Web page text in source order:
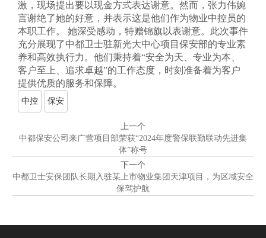
激，现场提出要以现金方式表达谢意。然而，张力伟婉
言谢绝了她的好意，并表示这是他们作为物业中控员的
本职工作。 她深受感动，特赠锦旗以表谢意。此次事件
充分展现了中都卫士驻新光大中心项目保安部的专业素
养和高效执行力。他们秉持着“安全为天、专业为本、
客户至上、追求卓越”的工作态度，时刻准备着为客户
提供优质的服务和保障。
中控 保安
上一个
中都保安公司来广营项目部荣获“2024年度警保联勤联动先进集
体”称号
下一个
中都卫士安保团队长期入驻某上市物业集团天津项目，为区域安全
保驾护航